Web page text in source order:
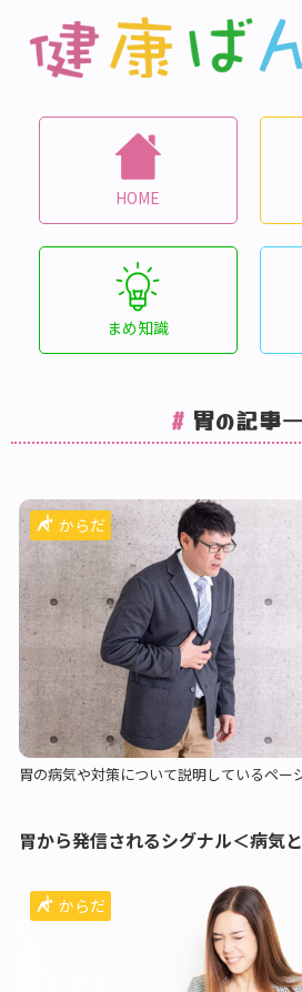
HOME
まめ知識
胃
からだ
胃から発信されるシグナル＜病気
胃の病気や対策について説明しているペー
からだ